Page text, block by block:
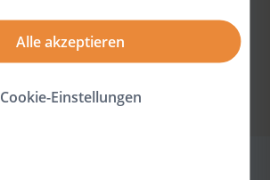
Alle akzeptieren
Cookie-Einstellungen